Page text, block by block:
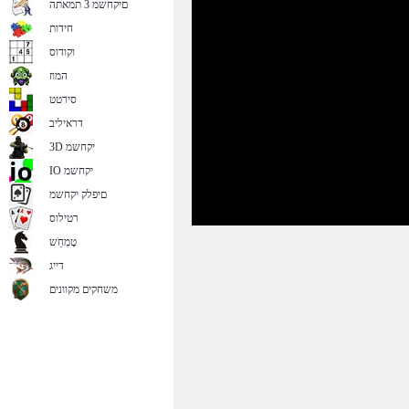
םיקחשמ 3 תמאתה
חידות
וקודוס
המוז
סירטט
דראיליב
3D יקחשמ
IO יקחשמ
םיפלק יקחשמ
רטילוס
טָמְחַׁש
דייג
משחקים מקוונים